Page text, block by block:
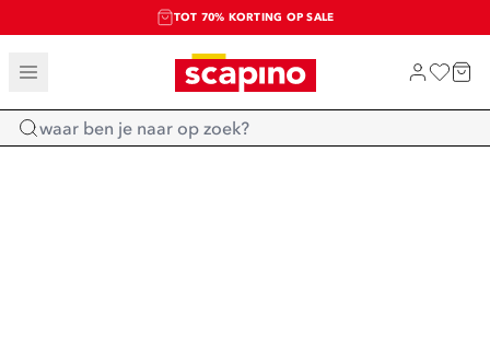
TOT 70% KORTING OP SALE
SALE: LAATSTE KANS!
SHOP NIEUW
Home